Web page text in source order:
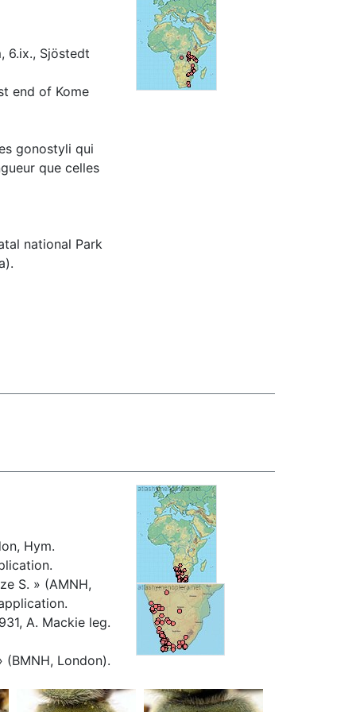
6.ix., Sjöstedt
end of Kome
gonostyli qui
que celles
national Park
Hym.
S. » (AMNH,
A. Mackie leg.
(BMNH, London).